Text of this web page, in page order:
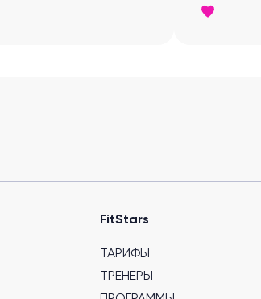
болтовни
FitStars
ТАРИФЫ
ТРЕНЕРЫ